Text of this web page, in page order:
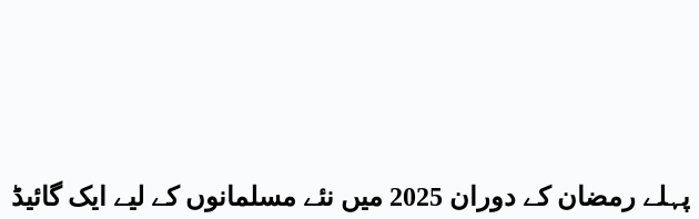
پہلے رمضان کے دوران 2025 میں نئے مسلمانوں کے لیے ایک گائیڈ